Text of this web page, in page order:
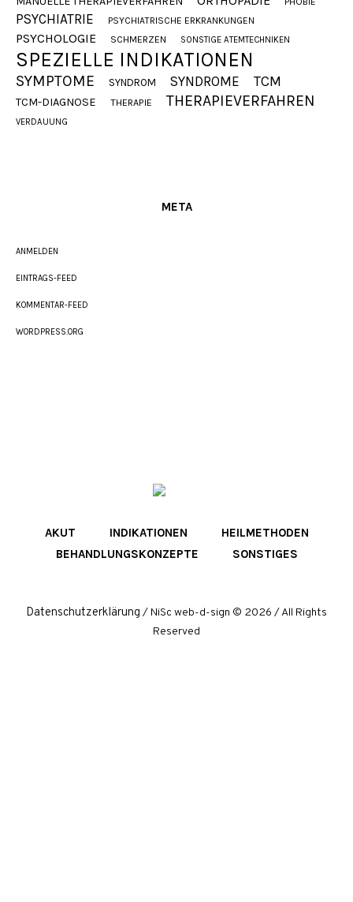
PSYCHIATRIE PSYCHIATRISCHE ERKRANKUNGEN
PSYCHOLOGIE SCHMERZEN SONSTIGE ATEMTECHNIKEN
SPEZIELLE INDIKATIONEN
SYMPTOME SYNDROM SYNDROME TCM
TCM-DIAGNOSE THERAPIE THERAPIEVERFAHREN
VERDAUUNG
META
ANMELDEN
EINTRAGS-FEED
KOMMENTAR-FEED
WORDPRESS.ORG
AKUT INDIKATIONEN
HEILMETHODEN
BEHANDLUNGSKONZEPTE
SONSTIGES
Datenschutzerklärung / NiSc web-d-sign © 2026 / All Rights
Reserved